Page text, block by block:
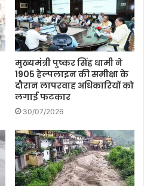
मुख्यमंत्री पुष्कर सिंह धामी ने
1905 हेल्पलाइन की समीक्षा के
दौरान लापरवाह अधिकारियों को
लगाई फटकार
30/07/2026